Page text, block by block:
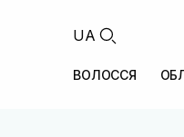
UA
ВОЛОССЯ